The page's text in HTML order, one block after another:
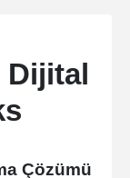
Dijital
Çözümü